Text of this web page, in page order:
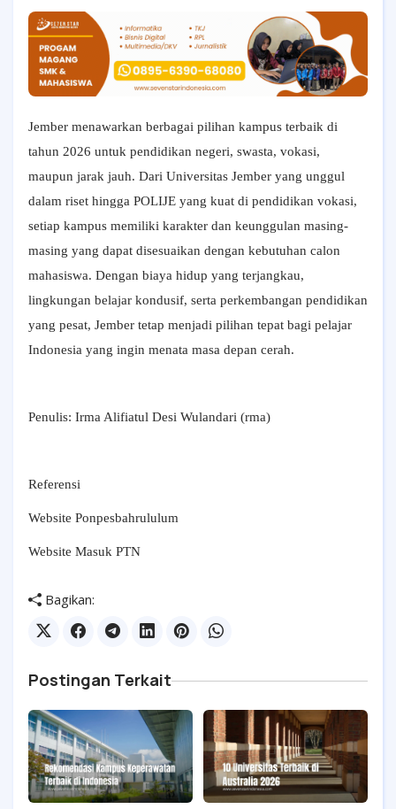
Jember menawarkan berbagai pilihan kampus terbaik di
tahun 2026 untuk pendidikan negeri, swasta, vokasi,
maupun jarak jauh. Dari Universitas Jember yang unggul
dalam riset hingga POLIJE yang kuat di pendidikan vokasi,
setiap kampus memiliki karakter dan keunggulan masing-
masing yang dapat disesuaikan dengan kebutuhan calon
mahasiswa. Dengan biaya hidup yang terjangkau,
lingkungan belajar kondusif, serta perkembangan pendidikan
yang pesat, Jember tetap menjadi pilihan tepat bagi pelajar
Indonesia yang ingin menata masa depan cerah.
Penulis: Irma Alifiatul Desi Wulandari (rma)
Referensi
Website Ponpesbahrululum
Website Masuk PTN
Bagikan:
Postingan Terkait